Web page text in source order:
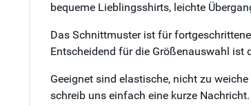
bequeme Lieblingsshirts, leichte
Das Schnittmuster ist für
Entscheidend für die Größenauswahl ist
Geeignet sind elastische, nicht zu
schreib uns einfach eine kurze Nachricht.